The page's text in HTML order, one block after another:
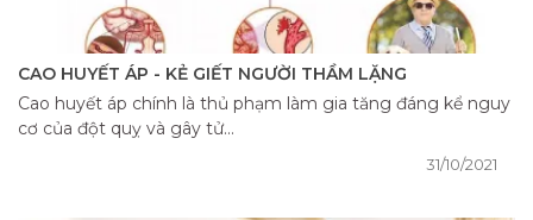
CAO HUYẾT ÁP - KẺ GIẾT NGƯỜI THẦM LẶNG
Cao huyết áp chính là thủ phạm làm gia tăng đáng kể nguy
cơ của đột quỵ và gây tử...
31/10/2021